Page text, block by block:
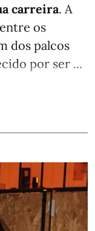
carreira. A
os
dos palcos
por ser ...